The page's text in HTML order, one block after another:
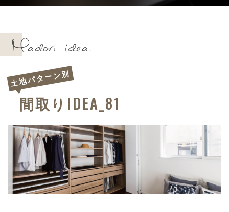
土地パターン別
間取り IDEA_81